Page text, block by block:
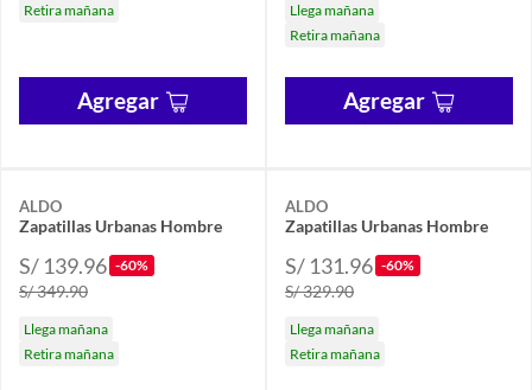
Retira mañana
Agregar
Llega mañana
Retira mañana
Agregar
ALDO
Zapatillas Urbanas Hombre
S/ 139.96 -60%
S/ 349.90
Llega mañana
Retira mañana
ALDO
Zapatillas Urbanas Hombre
S/ 131.96 -60%
S/ 329.90
Llega mañana
Retira mañana